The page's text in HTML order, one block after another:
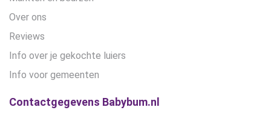
Over ons
Reviews
Info over je gekochte luiers
Info voor gemeenten
Contactgegevens Babybum.nl